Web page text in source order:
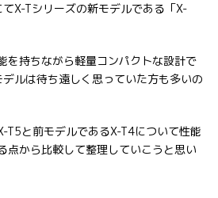
X-Tシリーズの新モデルである「X-
を持ちながら軽量コンパクトな設計で
ルは待ち遠しく思っていた方も多いの
T5と前モデルであるX-T4について性能
点から比較して整理していこうと思い